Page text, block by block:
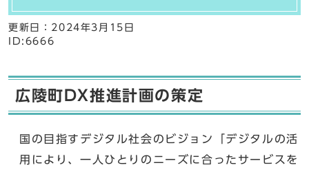
更新日： 2024年3月15日
ID:6666
広陵町DX推進計画の策定
国の目指すデジタル社会のビジョン「デジタルの活
用により、一人ひとりのニーズに合ったサービスを